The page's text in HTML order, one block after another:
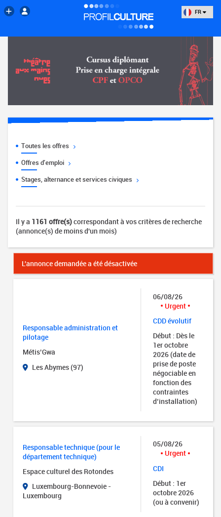
FR
Toutes les offres
Offres d'emploi
Stages, alternance et services civiques
Il y a 1161 offre(s)correspondant à vos critères de recherche
(annonce(s) de moins d'un mois)
L'annonce demandée a été désactivée
Responsable administration et
pilotage
Métis’Gwa
Les Abymes (97)
06/08/26
Urgent
CDD évolutif
Début : Dès le
1er octobre
2026 (date de
prise de poste
négociable en
fonction des
contraintes
d’installation)
Responsable technique (pour le
département technique)
Espace culturel des Rotondes
Luxembourg-Bonnevoie -
Luxembourg
05/08/26
Urgent
CDI
Début : 1er
octobre 2026
(ou à convenir)